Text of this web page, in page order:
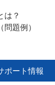
は？
題例）
ポート情報